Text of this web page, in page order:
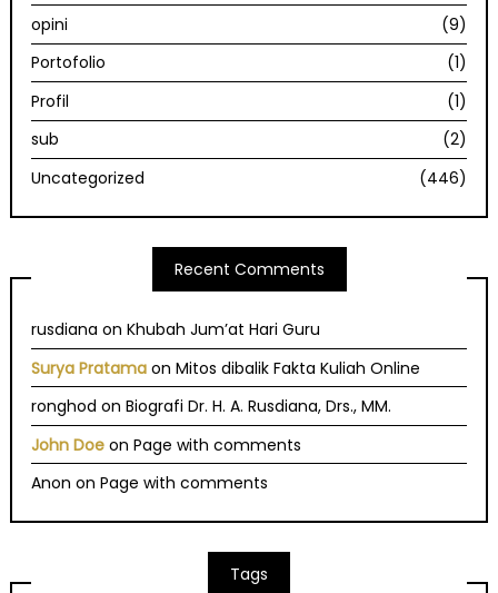
opini
(9)
Portofolio
(1)
Profil
(1)
sub
(2)
Uncategorized
(446)
Recent Comments
rusdiana onKhubah Jum’at Hari Guru
Surya Pratama onMitos dibalik Fakta Kuliah Online
ronghod onBiografi Dr. H. A. Rusdiana, Drs., MM.
John Doe onPage with comments
Anon onPage with comments
Tags